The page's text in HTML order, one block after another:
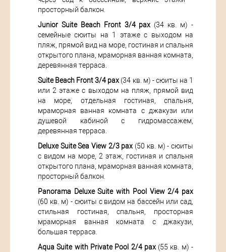
просторный балкон.
Junior Suite Beach Front 3/4 pax (34 кв. м) -
семейные сюиты на 1 этаже с выходом на
пляж, прямой вид на море, гостиная и спальня
открытого плана, мраморная ванная комната,
деревянная терраса.
Suite Beach Front 3/4 pax (34 кв. м) - сюиты на 1
или 2 этаже с выходом на пляж, прямой вид
на море, отдельная гостиная, спальня,
мраморная ванная комната с джакузи или
душевой кабиной с гидромассажем,
деревянная терраса.
Deluxe Suite Sea View 2/3 pax (50 кв. м) - сюиты
с видом на море, 2 этаж, гостиная и спальня
открытого плана, мраморная ванная комната,
просторный балкон.
Panorama Deluxe Suite with Pool View 2/4 pax
(60 кв. м) - сюиты с видом на бассейн или сад,
стильная гостиная, спальня, просторная
мраморная ванная комната с джакузи,
большая терраса.
Aqua Suite with Private Pool 2/4 pax(55 кв. м) -